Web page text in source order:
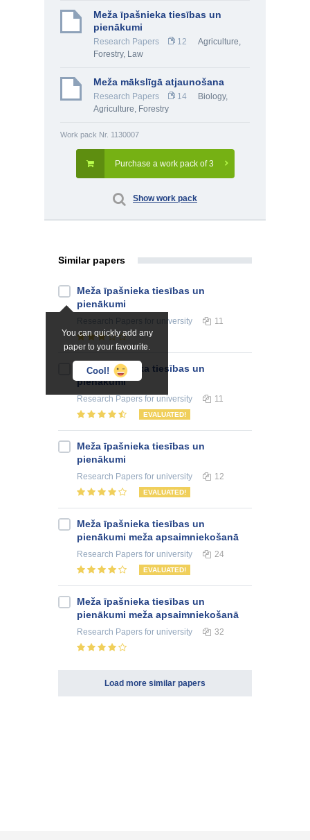
Meža īpašnieka tiesības un
pienākumi
Research Papers 12
Agriculture,
Forestry, Law
Meža mākslīgā atjaunošana
Research Papers 14 Biology,
Agriculture, Forestry
Work pack Nr. 1130007
Purchase a work pack of 3
Show work pack
Similar papers
You can quickly add any
paper to your favourite.
Cool!
Meža īpašnieka tiesības un
pienākumi
for university 11
Meža īpašnieka tiesības un
pienākumi
Research Papers for university 11
EVALUATED!
Meža īpašnieka tiesības un
pienākumi
Research Papers for university 12
EVALUATED!
Meža īpašnieka tiesības un
pienākumi meža apsaimniekošanā
Research Papers for university 24
EVALUATED!
Meža īpašnieka tiesības un
pienākumi meža apsaimniekošanā
Research Papers for university 32
Load more similar papers